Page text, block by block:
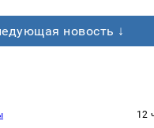
новость ↓
12